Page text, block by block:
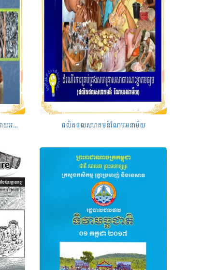
បច្ចេកទេសកែច្នៃ វេចខ្ចប់ប្រហុកប្រកបដោយអនាម័យ ផលិតផលសហគមន៍ណែមអនាម័យ